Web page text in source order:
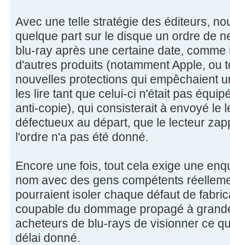
Avec une telle stratégie des éditeurs,
quelque part sur le disque un ordre de
blu-ray après une certaine date,
d'autres produits (notamment Apple, ou
nouvelles protections qui empêchaient
les lire tant que celui-ci n'était pas
anti-copie), qui consisterait à envoyé le
défectueux au départ, que le lecteur
l'ordre n'a pas été donné.
Encore une fois, tout cela exige une
nom avec des gens compétents
pourraient isoler chaque défaut de
coupable du dommage propagé à
acheteurs de blu-rays de visionner ce
délai donné.